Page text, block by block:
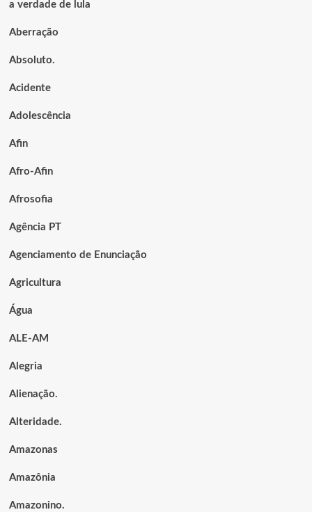
a verdade de lula
Aberração
Absoluto.
Acidente
Adolescência
Afin
Afro-Afin
Afrosofia
Agência PT
Agenciamento de Enunciação
Agricultura
Água
ALE-AM
Alegria
Alienação.
Alteridade.
Amazonas
Amazônia
Amazonino.